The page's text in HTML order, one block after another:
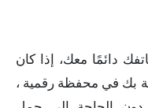
دائمًا معك، إذا كان
بك في محفظة رقمية ،